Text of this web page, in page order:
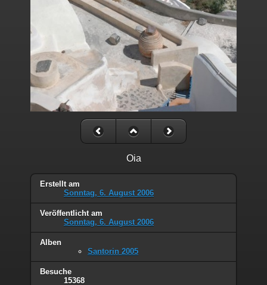
Oia
Erstellt am
Sonntag, 6. August 2006
Veröffentlicht am
Sonntag, 6. August 2006
Alben
Santorin 2005
Besuche
15368